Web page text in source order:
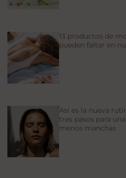
13 productos de
pueden faltar en
Así es la nueva
tres pasos para
menos manchas